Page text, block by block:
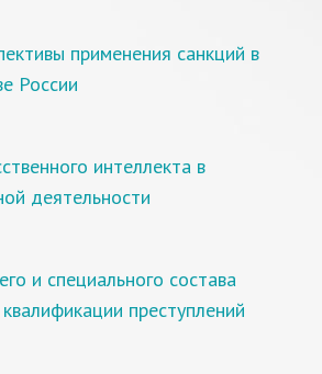
применения санкций в
России
интеллекта в
деятельности
и специального состава
преступлений